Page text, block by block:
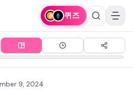
퀴즈
9, 2024